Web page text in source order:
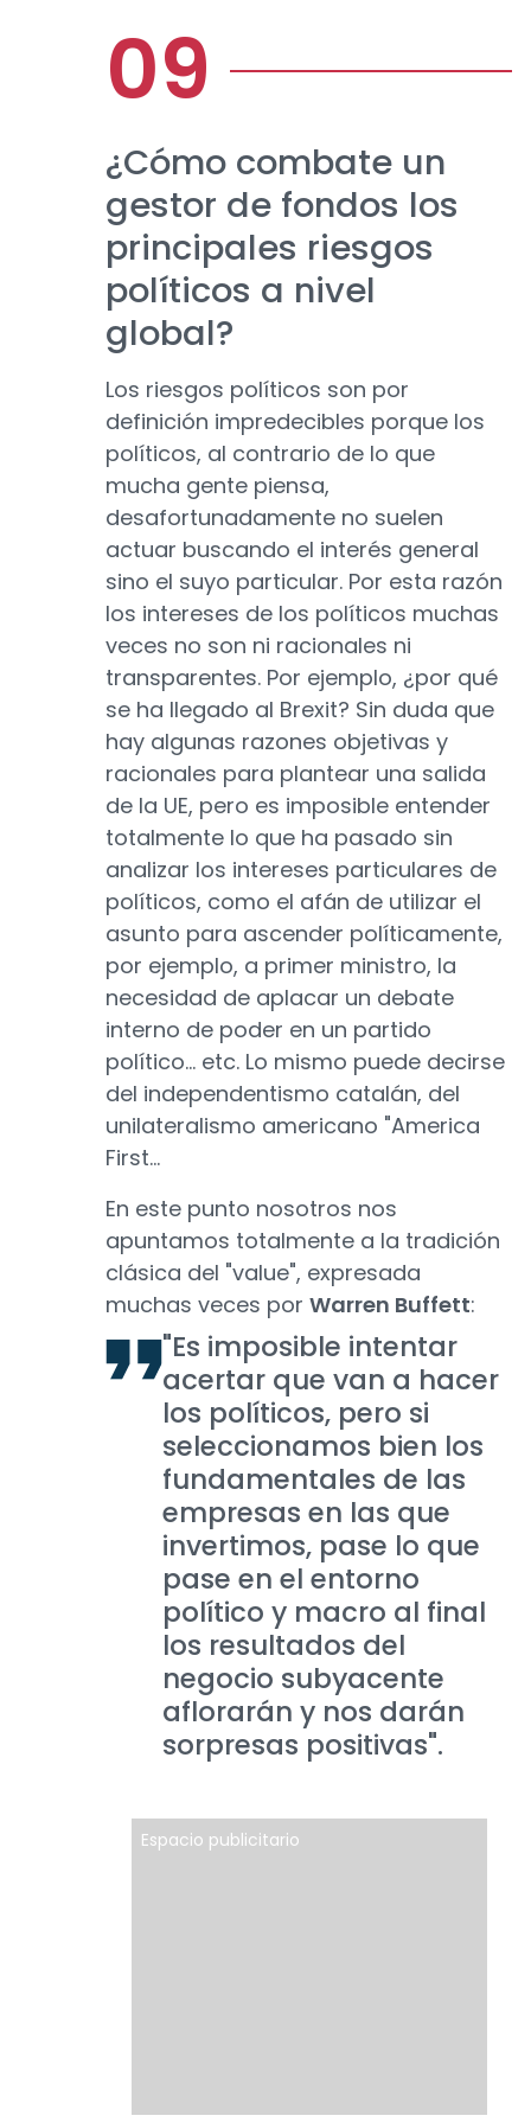
¿Cómo combate un
gestor de fondos los
principales riesgos
políticos a nivel
global?
Los riesgos políticos son por
definición impredecibles porque los
políticos, al contrario de lo que
mucha gente piensa,
desafortunadamente no suelen
actuar buscando el interés general
sino el suyo particular. Por esta razón
los intereses de los políticos muchas
veces no son ni racionales ni
transparentes. Por ejemplo, ¿por qué
se ha llegado al Brexit? Sin duda que
hay algunas razones objetivas y
racionales para plantear una salida
de la UE, pero es imposible entender
totalmente lo que ha pasado sin
analizar los intereses particulares de
políticos, como el afán de utilizar el
asunto para ascender políticamente,
por ejemplo, a primer ministro, la
necesidad de aplacar un debate
interno de poder en un partido
político… etc. Lo mismo puede decirse
del independentismo catalán, del
unilateralismo americano "America
First…
En este punto nosotros nos
apuntamos totalmente a la tradición
clásica del "value", expresada
muchas veces por Warren Buffett:
"Es imposible intentar
acertar que van a hacer
los políticos, pero si
seleccionamos bien los
fundamentales de las
empresas en las que
invertimos, pase lo que
pase en el entorno
político y macro al final
los resultados del
negocio subyacente
aflorarán y nos darán
sorpresas positivas".
Espacio publicitario